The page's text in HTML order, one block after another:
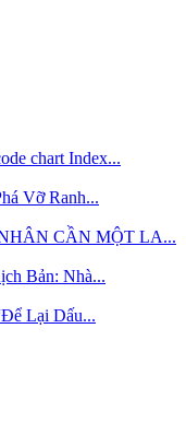
chart Index...
Vỡ Ranh...
CẦN MỘT LA...
Bản: Nhà...
Lại Dấu...